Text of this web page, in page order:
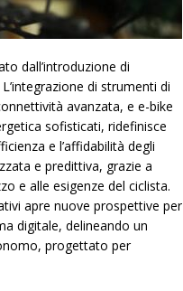
dall’introduzione di
di strumenti di
avanzata, e e-bike
sofisticati, ridefinisce
e l’affidabilità degli
e predittiva, grazie a
e alle esigenze del ciclista.
apre nuove prospettive per
digitale, delineando un
progettato per